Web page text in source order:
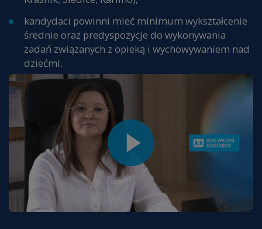
kandydaci powinni mieć minimum wykształcenie
średnie oraz predyspozycje do wykonywania
zadań związanych z opieką i wychowywaniem nad
dziećmi.